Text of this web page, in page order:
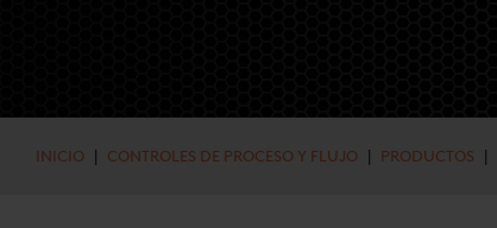
INICIO | CONTROLES DE PROCESO Y FLUJO | PRODUCTOS |